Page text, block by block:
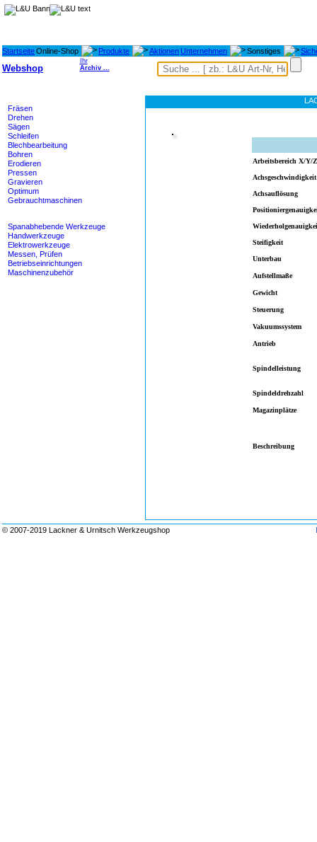
StartseiteOnline-Shop Produkte AktionenUnternehmen Sonstiges
Webshop
Ihr
Archiv ...
Fräsen
Drehen
Sägen
Schleifen
Blechbearbeitung
Bohren
Erodieren
Pressen
Gravieren
Optimum
Gebrauchtmaschinen
Spanabhebende Werkzeuge
Handwerkzeuge
Elektrowerkzeuge
Messen, Prüfen
Betriebseinrichtungen
Maschinenzubehör
Arbeitsbereich X/Y/Z
Achsgeschwindigkeit
Achsauflösung
Steifigkeit
Unterbau
Aufstellmaße
Gewicht
Steuerung
Vakuumssystem
Antrieb
Spindelleistung
Spindeldrehzahl
Magazinplätze
Beschreibung
© 2007-2019 Lackner & Urnitsch Werkzeugshop